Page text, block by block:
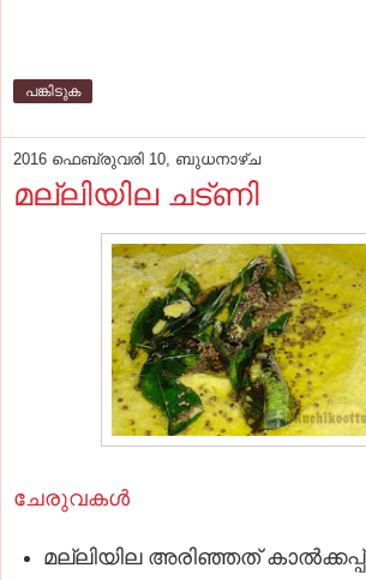
പങ്കിടുക
2016 ഫെബ്രുവരി 10, ബുധനാഴ്‌ച
മല്ലിയില ചട്ണി
ചേരുവകള്‍
മല്ലിയില അരിഞ്ഞത് കാല്‍ക്കപ്പ്